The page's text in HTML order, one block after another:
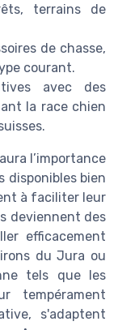
terrains de
de chasse,
courant.
avec des
la race chien
l’importance
disponibles bien
à faciliter leur
deviennent des
efficacement
du Jura ou
tels que les
tempérament
s'adaptent